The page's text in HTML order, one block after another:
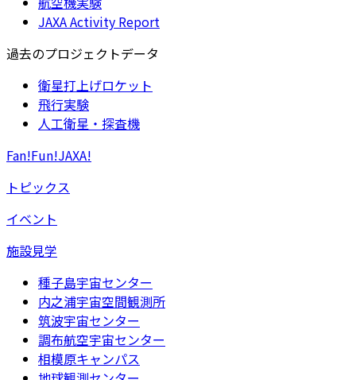
JAXA Activity Report
過去のプロジェクトデータ
衛星打上げロケット
飛行実験
人工衛星・探査機
Fan!Fun!JAXA!
トピックス
イベント
施設見学
種子島宇宙センター
内之浦宇宙空間観測所
筑波宇宙センター
調布航空宇宙センター
相模原キャンパス